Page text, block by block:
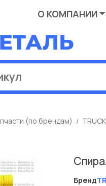
О КОМПАНИИ
(по брендам)
Бренд